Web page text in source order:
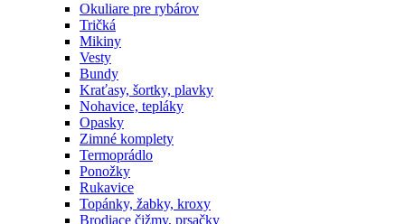
Okuliare pre rybárov
Tričká
Mikiny
Vesty
Bundy
Kraťasy, šortky, plavky
Nohavice, tepláky
Opasky
Zimné komplety
Termoprádlo
Ponožky
Rukavice
Topánky, žabky, kroxy
Brodiace čižmy, prsačky